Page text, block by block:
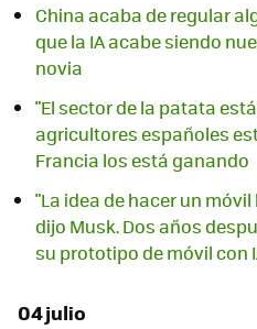
China acaba de regular
que la IA acabe siendo
novia
"El sector de la patata
agricultores españoles
Francia los está ganando
"La idea de hacer un
dijo Musk. Dos años
su prototipo de móvil con
04 julio